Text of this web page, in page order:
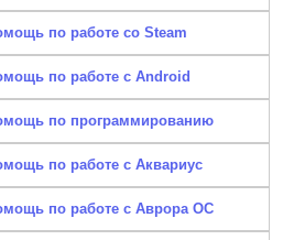
по работе со Steam
по работе с Android
по программированию
по работе с Аквариус
по работе с Аврора ОС